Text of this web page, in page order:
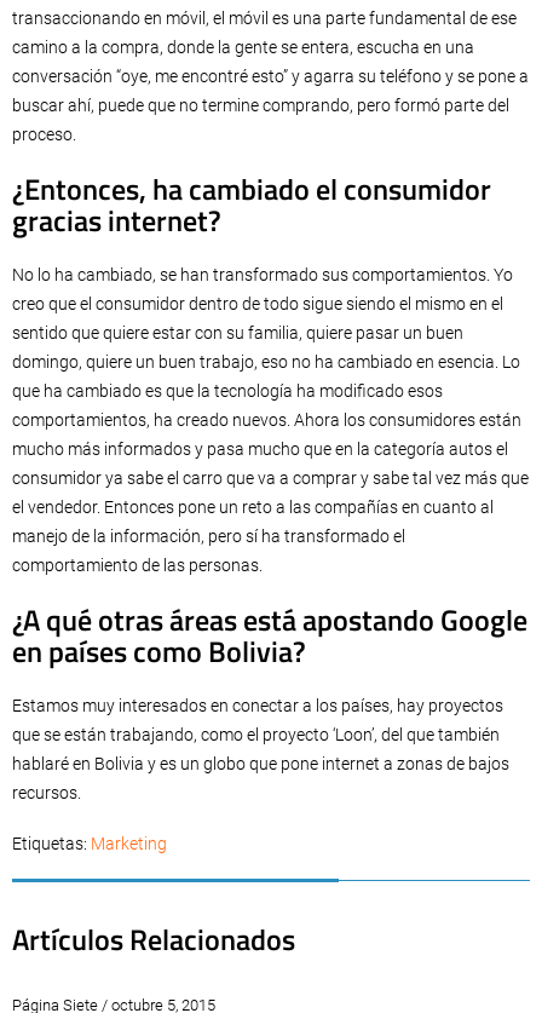
transaccionando en móvil, el móvil es una parte fundamental de ese
camino a la compra, donde la gente se entera, escucha en una
conversación “oye, me encontré esto” y agarra su teléfono y se pone a
buscar ahí, puede que no termine comprando, pero formó parte del
proceso.
¿Entonces, ha cambiado el consumidor
gracias internet?
No lo ha cambiado, se han transformado sus comportamientos. Yo
creo que el consumidor dentro de todo sigue siendo el mismo en el
sentido que quiere estar con su familia, quiere pasar un buen
domingo, quiere un buen trabajo, eso no ha cambiado en esencia. Lo
que ha cambiado es que la tecnología ha modificado esos
comportamientos, ha creado nuevos. Ahora los consumidores están
mucho más informados y pasa mucho que en la categoría autos el
consumidor ya sabe el carro que va a comprar y sabe tal vez más que
el vendedor. Entonces pone un reto a las compañías en cuanto al
manejo de la información, pero sí ha transformado el
comportamiento de las personas.
¿A qué otras áreas está apostando Google
en países como Bolivia?
Estamos muy interesados en conectar a los países, hay proyectos
que se están trabajando, como el proyecto ‘Loon’, del que también
hablaré en Bolivia y es un globo que pone internet a zonas de bajos
recursos.
Etiquetas: Marketing
Artículos Relacionados
Página Siete / octubre 5, 2015